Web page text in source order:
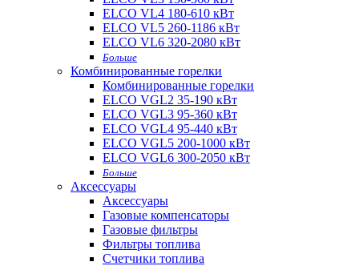
ELCO VL4 180-610 кВт
ELCO VL5 260-1186 кВт
ELCO VL6 320-2080 кВт
Больше
Комбинированные горелки
Комбинированные горелки
ELCO VGL2 35-190 кВт
ELCO VGL3 95-360 кВт
ELCO VGL4 95-440 кВт
ELCO VGL5 200-1000 кВт
ELCO VGL6 300-2050 кВт
Больше
Аксессуары
Аксессуары
Газовые компенсаторы
Газовые фильтры
Фильтры топлива
Счетчики топлива